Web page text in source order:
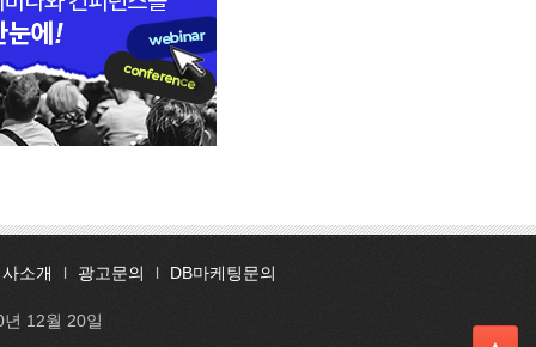
소개 l 광고문의 l DB마케팅문의
12월 20일